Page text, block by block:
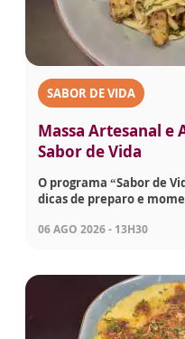
SABOR DE VIDA
Massa Artesanal e
Sabor de Vida
O programa “Sabor de
dicas de preparo e
06 AGO 2026 - 13H30